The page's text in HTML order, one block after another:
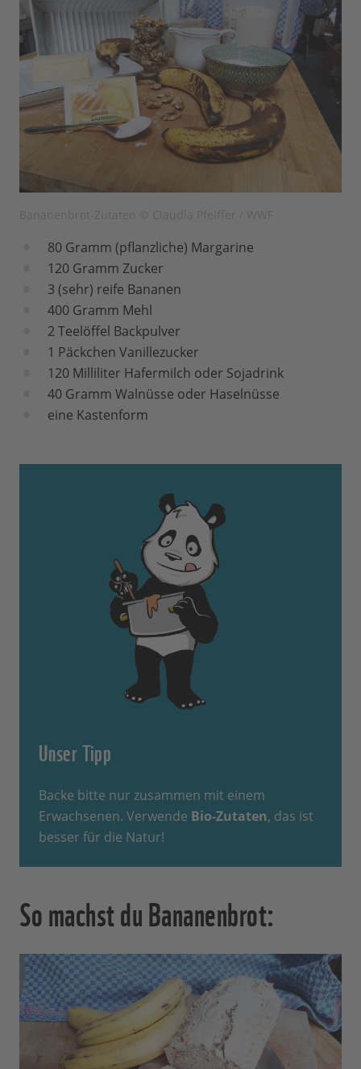
80 Gramm (pflanzliche) Margarine
120 Gramm Zucker
3 (sehr) reife Bananen
400 Gramm Mehl
2 Teelöffel Backpulver
1 Päckchen Vanillezucker
120 Milliliter Hafermilch oder Sojadrink
40 Gramm Walnüsse oder Haselnüsse
eine Kastenform
Unser Tipp
Backe bitte nur zusammen mit einem
Erwachsenen. Verwende Bio-Zutaten, das ist
besser für die Natur!
So machst du Bananenbrot: